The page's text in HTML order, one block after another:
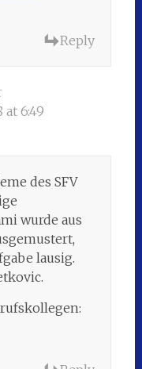
Reply
at 6:49
des SFV
wurde aus
lausig.